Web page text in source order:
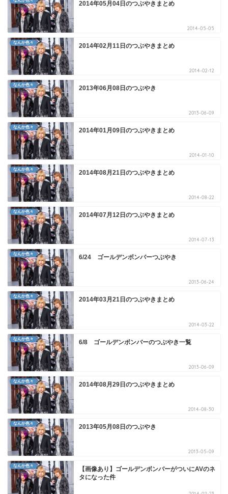
2014年05月04日のつぶやきまとめ
2014-05-05
なんか色々 2014年02月11日のつぶやきまとめ
2014-02-12
なんか色々 2013年06月08日のつぶやき
2013-06-09
なんか色々 2014年01月09日のつぶやきまとめ
2014-01-10
なんか色々 2014年08月21日のつぶやきまとめ
2014-08-22
なんか色々 2014年07月12日のつぶやきまとめ
2014-07-13
なんか色々 6/24 ゴールデンボンバーつぶやき
2013-06-24
なんか色々 2014年03月21日のつぶやきまとめ
2014-03-22
なんか色々 6/8 ゴールデンボンバーのつぶやき一覧
2013-06-09
なんか色々 2014年08月29日のつぶやきまとめ
2014-08-30
なんか色々 2013年05月08日のつぶやき
2013-05-09
なんか色々
【画像あり】ゴールデンボンバーがついにAVのネ
タになった件